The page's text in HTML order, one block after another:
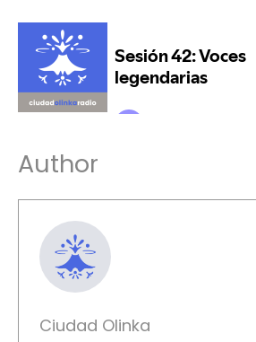
Author
Ciudad Olinka